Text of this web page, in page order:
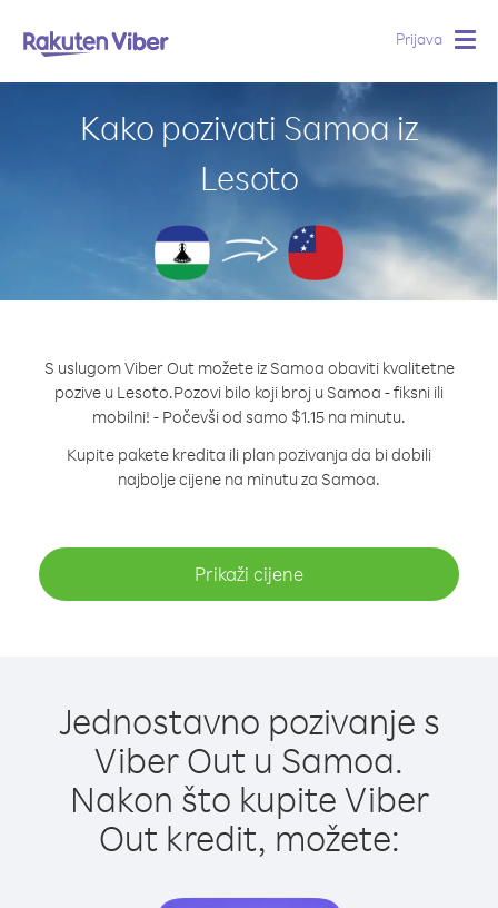
Prijava
Kako pozivati Samoa iz
Lesoto
S uslugom Viber Out možete iz Samoa obaviti kvalitetne
pozive u Lesoto.Pozovi bilo koji broj u Samoa - fiksni ili
mobilni! - Počevši od samo $1.15 na minutu.
Kupite pakete kredita ili plan pozivanja da bi dobili
najbolje cijene na minutu za Samoa.
Prikaži cijene
Jednostavno pozivanje s
Viber Out u Samoa.
Nakon što kupite Viber
Out kredit, možete: